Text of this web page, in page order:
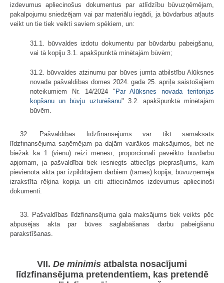
izdevumus apliecinošus dokumentus par atlīdzību būvuzņēmējam,
pakalpojumu sniedzējam vai par materiālu iegādi, ja būvdarbus atļauts
veikt un tie tiek veikti saviem spēkiem, un:
31.1. būvvaldes izdotu dokumentu par būvdarbu pabeigšanu,
vai tā kopiju 3.1. apakšpunktā minētajām būvēm;
31.2. būvvaldes atzinumu par būves jumta atbilstību Alūksnes
novada pašvaldības domes 2024. gada 25. aprīļa saistošajiem
noteikumiem Nr. 14/2024 " Par Alūksnes novada teritorijas
kopšanu un būvju uzturēšanu" 3.2. apakšpunktā minētajām
būvēm.
32. Pašvaldības līdzfinansējums var tikt samaksāts
līdzfinansējuma saņēmējam pa daļām vairākos maksājumos, bet ne
biežāk kā 1 (vienu) reizi mēnesī, proporcionāli paveikto būvdarbu
apjomam, ja pašvaldībai tiek iesniegts attiecīgs pieprasījums, kam
pievienota akta par izpildītajiem darbiem (tāmes) kopija, būvuzņēmēja
izrakstīta rēķina kopija un citi attiecināmos izdevumus apliecinoši
dokumenti.
33. Pašvaldības līdzfinansējuma gala maksājums tiek veikts pēc
abpusējas akta par būves saglabāšanas darbu pabeigšanu
parakstīšanas.
VII. De minimis atbalsta nosacījumi
līdzfinansējuma pretendentiem, kas pretendē